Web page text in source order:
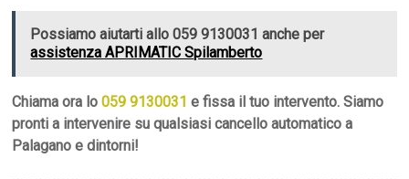
Possiamo aiutarti allo 059 9130031 anche per
assistenza APRIMATIC Spilamberto
Chiama ora lo059 9130031 e fissa il tuo intervento. Siamo
pronti a intervenire su qualsiasi cancello automatico a
Palagano e dintorni!